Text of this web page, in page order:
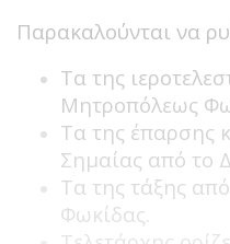
Παρακαλούνται να
Τα της
Μητροπόλεως
Τα της έπαρσης
Σημαίας από το
Τα της τάξης
Φωκίδας.